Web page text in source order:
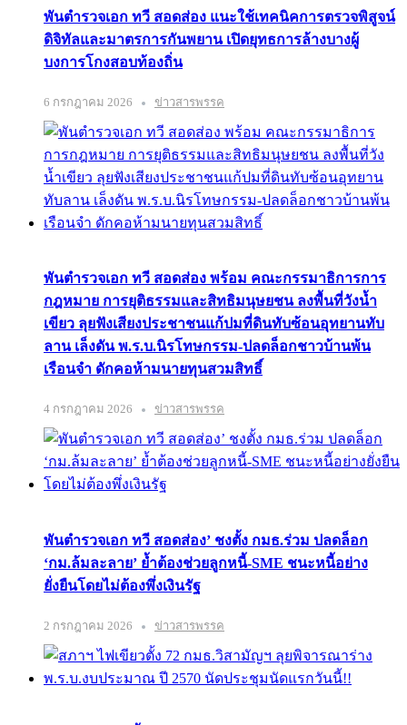
พันตำรวจเอก ทวี สอดส่อง แนะใช้เทคนิคการตรวจพิสูจน์
ดิจิทัลและมาตรการกันพยาน เปิดยุทธการล้างบางผู้
บงการโกงสอบท้องถิ่น
6 กรกฎาคม 2026 ข่าวสารพรรค
พันตำรวจเอก ทวี สอดส่อง พร้อม คณะกรรมาธิการการ
กฎหมาย การยุติธรรมและสิทธิมนุษยชน ลงพื้นที่วังน้ำ
เขียว ลุยฟังเสียงประชาชนแก้ปมที่ดินทับซ้อนอุทยานทับ
ลาน เล็งดัน พ.ร.บ.นิรโทษกรรม-ปลดล็อกชาวบ้านพ้น
เรือนจำ ดักคอห้ามนายทุนสวมสิทธิ์
4 กรกฎาคม 2026 ข่าวสารพรรค
พันตำรวจเอก ทวี สอดส่อง’ ชงตั้ง กมธ.ร่วม ปลดล็อก
‘กม.ล้มละลาย’ ย้ำต้องช่วยลูกหนี้-SME ชนะหนี้อย่าง
ยั่งยืนโดยไม่ต้องพึ่งเงินรัฐ
2 กรกฎาคม 2026 ข่าวสารพรรค